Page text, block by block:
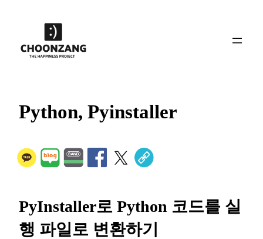
Python, Pyinstaller
PyInstaller로 Python 코드를 실
행 파일로 변환하기